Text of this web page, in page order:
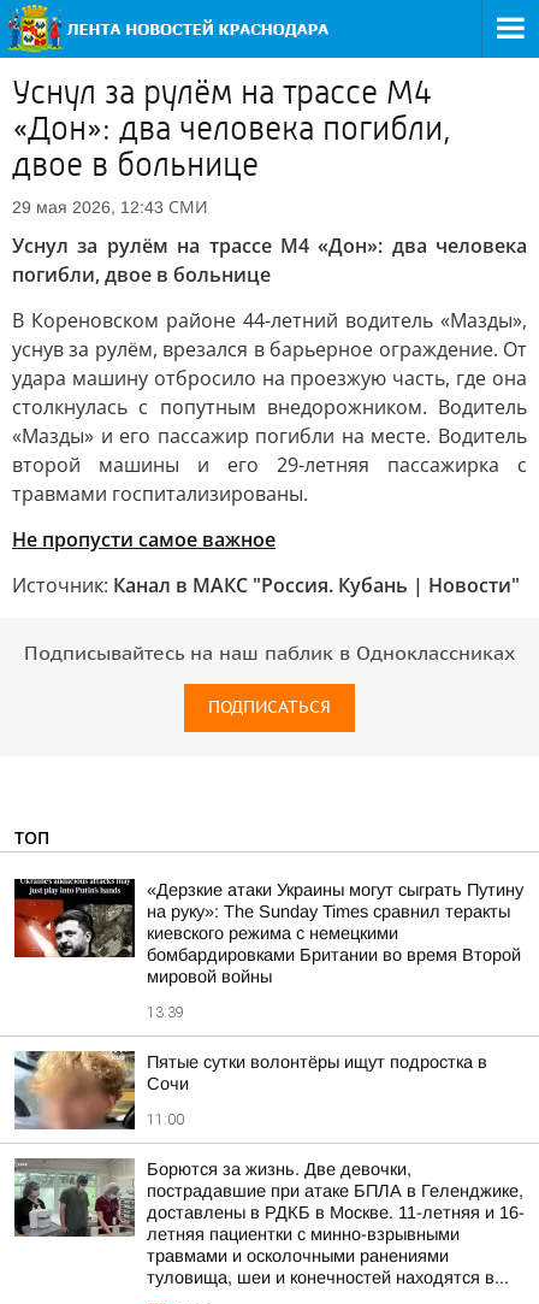
Уснул за рулём на трассе М4
«Дон»: два человека погибли,
двое в больнице
29 мая 2026, 12:43 СМИ
Уснул за рулём на трассе М4 «Дон»: два человека
погибли, двое в больнице
В Кореновском районе 44-летний водитель «Мазды»,
уснув за рулём, врезался в барьерное ограждение. От
удара машину отбросило на проезжую часть, где она
столкнулась с попутным внедорожником. Водитель
«Мазды» и его пассажир погибли на месте. Водитель
второй машины и его 29-летняя пассажирка с
травмами госпитализированы.
Не пропусти самое важное
Источник: Канал в МАКС "Россия. Кубань | Новости"
Подписывайтесь на наш паблик в Одноклассниках
ПОДПИСАТЬСЯ
ТОП
«Дерзкие атаки Украины могут сыграть Путину
на руку»: The Sunday Times сравнил теракты
киевского режима с немецкими
бомбардировками Британии во время Второй
мировой войны
13:39
Пятые сутки волонтёры ищут подростка в
Сочи
11:00
Борются за жизнь. Две девочки,
пострадавшие при атаке БПЛА в Геленджике,
доставлены в РДКБ в Москве. 11-летняя и 16-
летняя пациентки с минно-взрывными
травмами и осколочными ранениями
туловища, шеи и конечностей находятся в...